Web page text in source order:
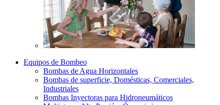
Equipos de Bombeo
Bombas de Agua Horizontales
Bombas de superficie, Domésticas, Comerciales,
Industriales
Bombas Inyectoras para Hidroneumáticos